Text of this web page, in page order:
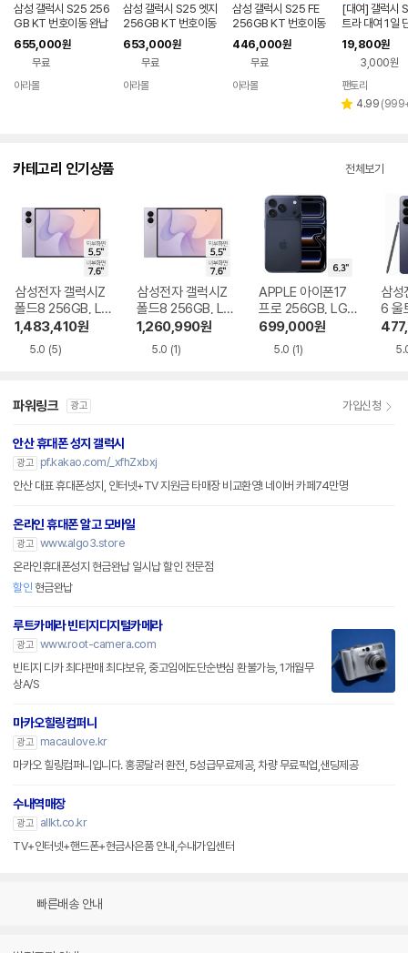
내
를
나
는
삼성 갤럭시 S25 256
GB KT 번호이동 완납
80요금제
655,000원
무료
아라몰
삼성 갤럭시 S25 엣지
256GB KT 번호이동
완납 80요금제
653,000원
무료
아라몰
삼성 갤럭시 S25 FE
256GB KT 번호이동
공시지원 완납
446,000원
무료
아라몰
[대여] 갤럭시
트라 대여 1일
2GB 렌탈
19,800원
3,000원
팬토리
별 4.99 리
(
카테고리 인기상품 전체보기
삼성전자 갤럭시Z
폴드8 256GB, LG
U+ 기기변경 완납
1,483,410원
5.0 (5)
삼성전자 갤럭시Z
폴드8 256GB, LG
U+ 번호이동 완납
1,260,990원
5.0 (1)
APPLE 아이폰17
프로 256GB, LG U
+ 번호이동 완납
699,000원
5.0 (1)
삼성
6 울
LG
파워링크 광고 가입신청
안산 휴대폰 성지 갤럭시
광고
pf.kakao.com/_xfhZxbxj
안산 대표 휴대폰성지, 인터넷+TV 지원금 타매장 비교환영! 네이버 카페74만명
온라인 휴대폰 알고 모바일
광고 www.algo3.store
온라인휴대폰성지 현금완납 일시납 할인 전문점
할인 현금완납
루트카메라 빈티지디지털카메라
광고 www.root-camera.com
빈티지 디카 최댜판매 최댜보유, 중고임에도단순변심 환불가능, 1개월무
상A/S
마카오힐링컴퍼니
광고
macaulove.kr
마카오 힐링컴퍼니입니다. 홍콩달러 환전, 5성급무료제공, 차량 무료픽업,샌딩제공
수내역매장
광고
allkt.co.kr
TV+인터넷+핸드폰+현금사은품 안내,수내가입센터
빠른배송 안내